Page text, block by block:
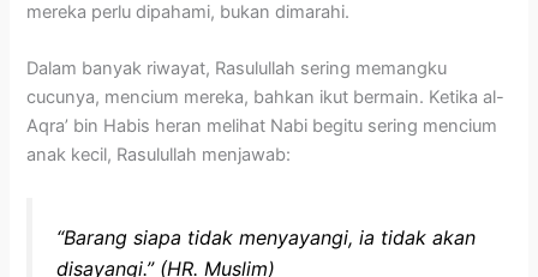
mereka perlu dipahami, bukan dimarahi.
Dalam banyak riwayat, Rasulullah sering memangku
cucunya, mencium mereka, bahkan ikut bermain. Ketika al-
Aqra’ bin Habis heran melihat Nabi begitu sering mencium
anak kecil, Rasulullah menjawab:
“Barang siapa tidak menyayangi, ia tidak akan
disayangi.”(HR. Muslim)